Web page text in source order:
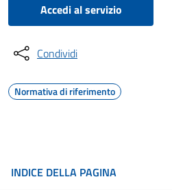
Accedi al servizio
Condividi
Normativa di riferimento
INDICE DELLA PAGINA